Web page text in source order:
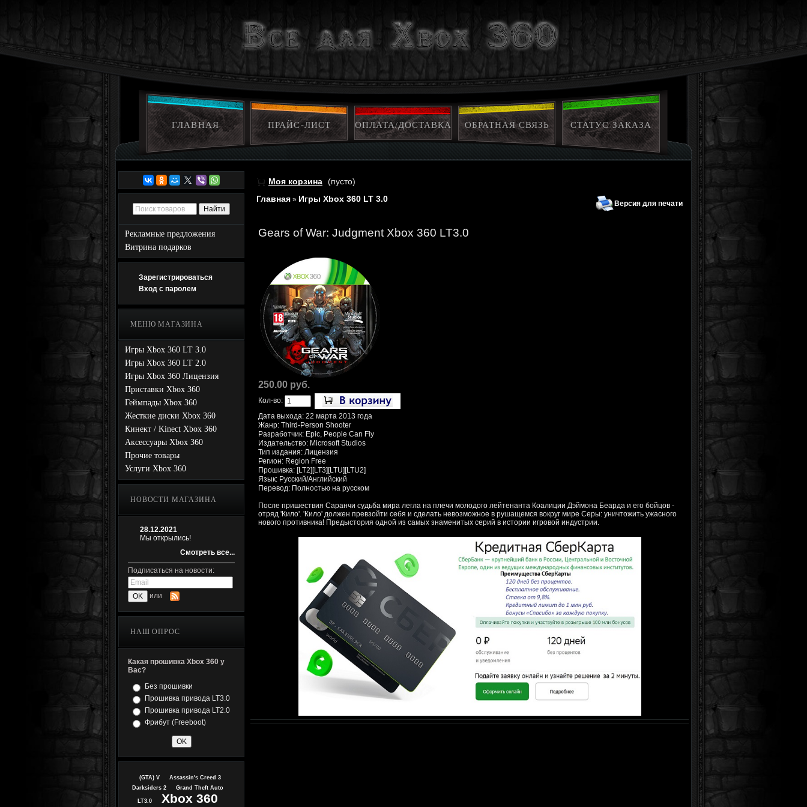
ГЛАВНАЯ ПРАЙС-ЛИСТ ОПЛАТА/ДОСТАВКА ОБРАТНАЯ СВЯЗЬ СТАТУС ЗАКАЗА
Рекламные предложения
Витрина подарков
Зарегистрироваться
Вход с паролем
МЕНЮ МАГАЗИНА
Игры Xbox 360 LT 3.0
Игры Xbox 360 LT 2.0
Игры Xbox 360 Лицензия
Приставки Xbox 360
Геймпады Xbox 360
Жесткие диски Xbox 360
Кинект / Kinect Xbox 360
Аксессуары Xbox 360
Прочие товары
Услуги Xbox 360
НОВОСТИ МАГАЗИНА
28.12.2021
Мы открылись!
Смотреть все...
Подписаться на новости:
или
НАШ ОПРОС
Какая прошивка Xbox 360 у
Вас?
Без прошивки
Прошивка привода LT3.0
Прошивка привода LT2.0
Фрибут (Freeboot)
(GTA) V
Assassin's Creed 3
Darksiders 2
Grand Theft Auto
LT3.0 Xbox 360
Моя корзина (пусто)
Главная » Игры Xbox 360 LT 3.0 Версия для печати
Gears of War: Judgment Xbox 360 LT3.0
250.00 руб.
Кол-во:
Дата выхода: 22 марта 2013 года
Жанр: Third-Person Shooter
Разработчик: Epic, People Can Fly
Издательство: Microsoft Studios
Тип издания: Лицензия
Регион: Region Free
Прошивка: [LT2][LT3][LTU][LTU2]
Язык: Русский/Английский
Перевод: Полностью на русском
После пришествия Саранчи судьба мира легла на плечи молодого лейтенанта Коалиции Дэймона Беарда и его бойцов -
отряд 'Кило'. 'Кило' должен превзойти себя и сделать невозможное в рушащемся вокруг мире Серы: уничтожить ужасного
нового противника! Предыстория одной из самых знаменитых серий в истории игровой индустрии.